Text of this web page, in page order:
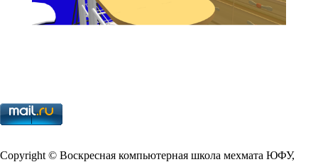
Copy­right © Воскресная компьютерная школа мехмата ЮФУ,